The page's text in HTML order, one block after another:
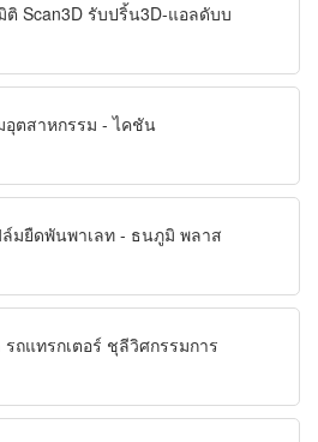
Scan3D รับปริ้น3D-แอลดับบ
ตสาหกรรม - ไคชัน
มยืดพันพาเลท - ธนภูมิ พลาส
ถแทรกเตอร์ ชุลีวิศกรรมการ